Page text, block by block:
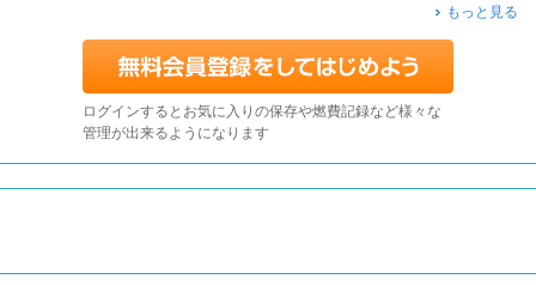
もっと見る
ログインするとお気に入りの保存や燃費記録など様々な
管理が出来るようになります